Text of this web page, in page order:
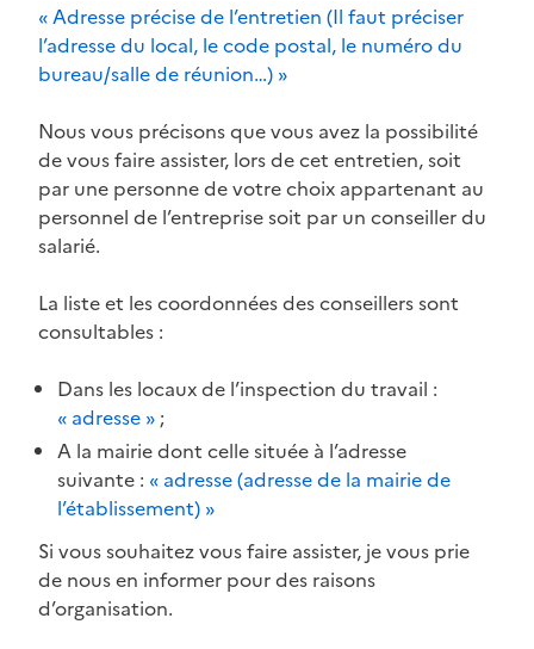
« Adresse précise de l’entretien (Il faut préciser
l’adresse du local, le code postal, le numéro du
bureau/salle de réunion…) »
Nous vous précisons que vous avez la possibilité
de vous faire assister, lors de cet entretien, soit
par une personne de votre choix appartenant au
personnel de l’entreprise soit par un conseiller du
salarié.
La liste et les coordonnées des conseillers sont
consultables :
Dans les locaux de l’inspection du travail :
« adresse » ;
A la mairie dont celle située à l’adresse
suivante : « adresse (adresse de la mairie de
l’établissement) »
Si vous souhaitez vous faire assister, je vous prie
de nous en informer pour des raisons
d’organisation.